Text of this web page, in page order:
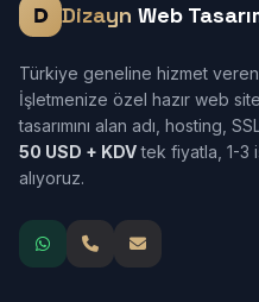
Dizayn Web
Türkiye geneline hizmet veren
İşletmenize özel hazır web
tasarımını alan adı, hosting,
50 USD + KDVtek fiyatla, 1-3
alıyoruz.